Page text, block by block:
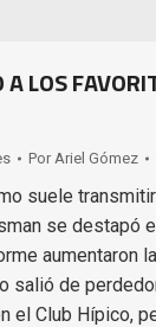
LOS
Por Ariel Gómez
suele
se destapó
aumentaron
salió de
el Club Hípico,